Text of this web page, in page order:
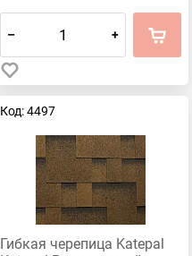
– +
Код: 4497
Гибкая черепица Katepal